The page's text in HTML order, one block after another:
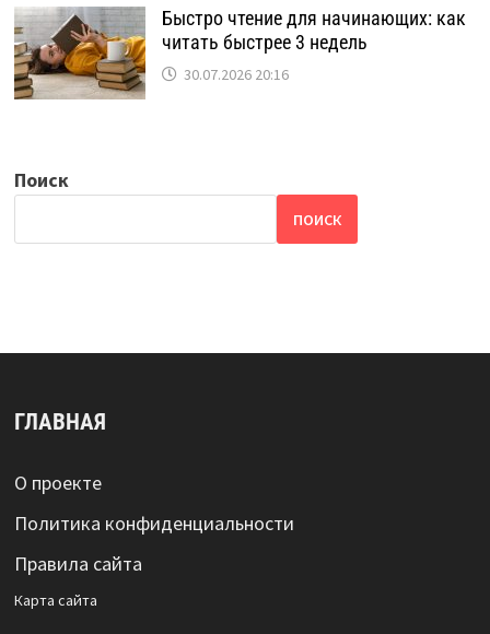
Быстро чтение для начинающих: как
читать быстрее 3 недель
30.07.2026 20:16
Поиск
ПОИСК
ГЛАВНАЯ
О проекте
Политика конфиденциальности
Правила сайта
Карта сайта